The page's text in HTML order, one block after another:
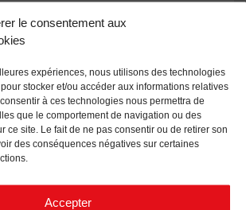
le consentement aux
expériences, nous utilisons des technologies
stocker et/ou accéder aux informations relatives
à ces technologies nous permettra de
que le comportement de navigation ou des
ce site. Le fait de ne pas consentir ou de retirer son
des conséquences négatives sur certaines
Accepter